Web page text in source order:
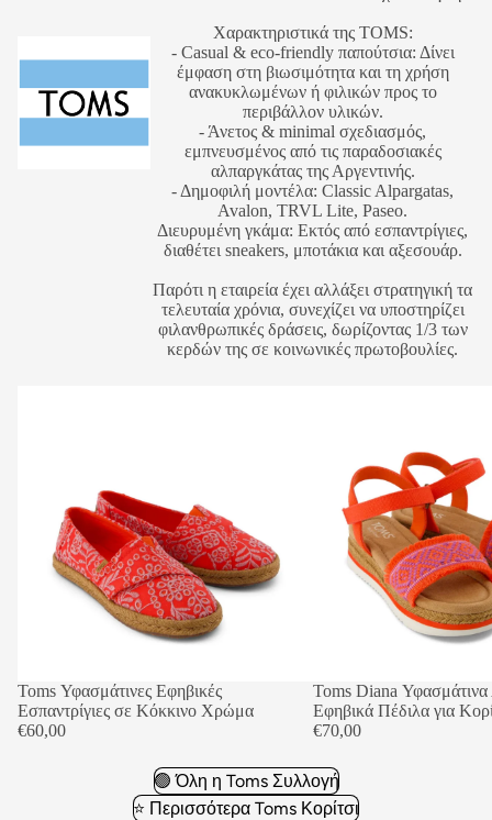
Χαρακτηριστικά της TOMS:
- Casual & eco-friendly παπούτσια: Δίνει
έμφαση στη βιωσιμότητα και τη χρήση
ανακυκλωμένων ή φιλικών προς το
περιβάλλον υλικών.
- Άνετος & minimal σχεδιασμός,
εμπνευσμένος από τις παραδοσιακές
αλπαργκάτας της Αργεντινής.
- Δημοφιλή μοντέλα: Classic Alpargatas,
Avalon, TRVL Lite, Paseo.
Διευρυμένη γκάμα: Εκτός από εσπαντρίγιες,
διαθέτει sneakers, μποτάκια και αξεσουάρ.
Παρότι η εταιρεία έχει αλλάξει στρατηγική τα
τελευταία χρόνια, συνεχίζει να υποστηρίζει
φιλανθρωπικές δράσεις, δωρίζοντας 1/3 των
κερδών της σε κοινωνικές πρωτοβουλίες.
Toms Υφασμάτινες Εφηβικές
Εσπαντρίγιες σε Κόκκινο Χρώμα
€60,00
Toms Diana Υφασμάτινα
Εφηβικά Πέδιλα για
€70,00
🟢 Όλη η Toms Συλλογή
⭐ Περισσότερα Toms Κορίτσι